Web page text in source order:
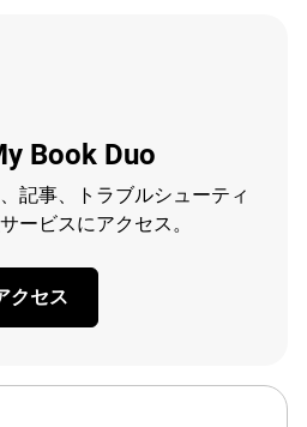
Book Duo
記事、トラブルシューティ
ービスにアクセス。
クセス